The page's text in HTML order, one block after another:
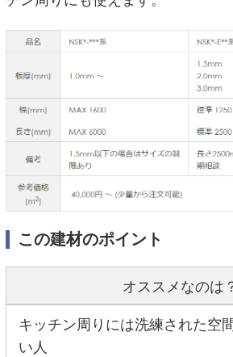
この建材のポイント
オススメなのは
キッチン周りには洗練された空
い人